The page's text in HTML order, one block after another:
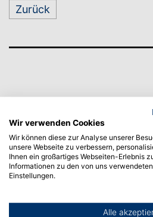
Zurück
Wir verwenden Cookies
Wir können diese zur Analyse unserer
unsere Webseite zu verbessern,
Ihnen ein großartiges Webseiten-Erlebnis
Informationen zu den von uns
Einstellungen.
Alle